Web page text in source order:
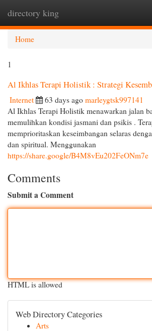
directory king
Home
1
Al Ikhlas Terapi Holistik : Strategi
Internet 63 days ago marleygtsk997141
Al Ikhlas Terapi Holistik menawarkan jalan
memulihkan kondisi jasmani dan psikis .
memprioritaskan keseimbangan selaras
dan spiritual. Menggunakan
https://share.google/B4M8vEu202FeONm7e
Comments
Submit a Comment
HTML is allowed
Web Directory Categories
Arts